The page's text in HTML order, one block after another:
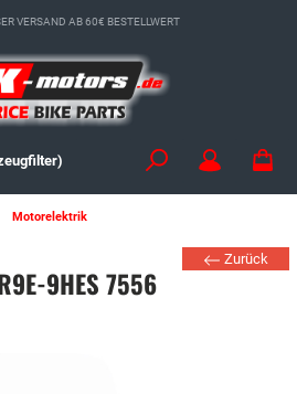
VERSAND AB 60€ BESTELLWERT
Motorelektrik
Zurück
9HES 7556